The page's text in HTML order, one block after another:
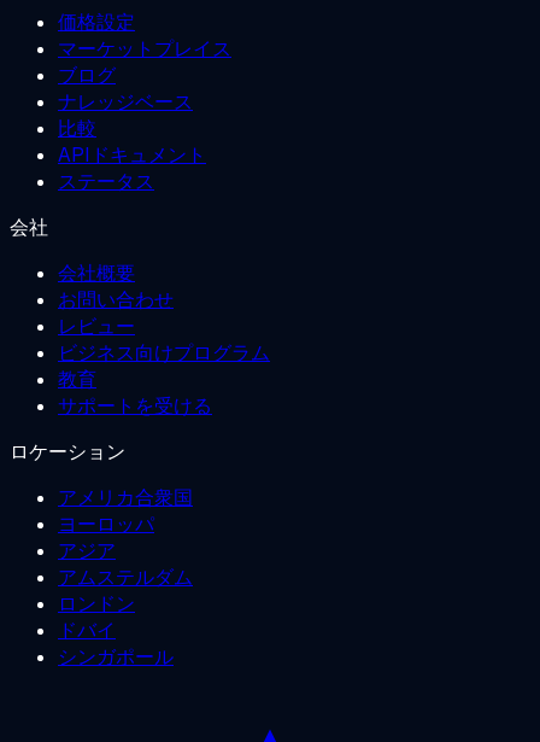
価格設定
マーケットプレイス
ブログ
ナレッジベース
比較
APIドキュメント
ステータス
会社
会社概要
お問い合わせ
レビュー
ビジネス向けプログラム
教育
サポートを受ける
ロケーション
アメリカ合衆国
ヨーロッパ
アジア
アムステルダム
ロンドン
ドバイ
シンガポール